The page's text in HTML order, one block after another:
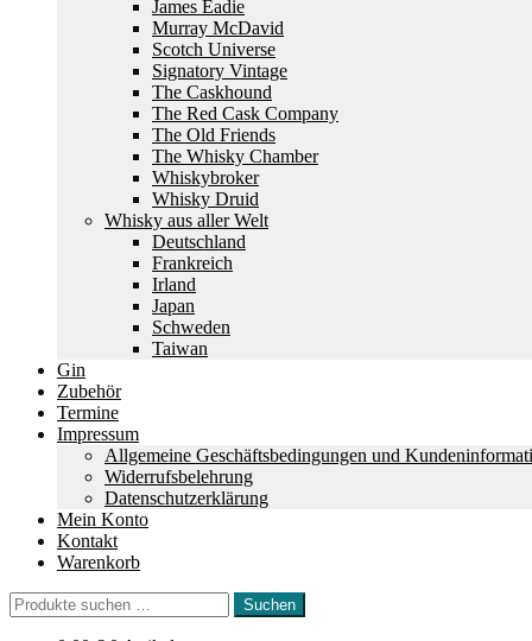
James Eadie
Murray McDavid
Scotch Universe
Signatory Vintage
The Caskhound
The Red Cask Company
The Old Friends
The Whisky Chamber
Whiskybroker
Whisky Druid
Whisky aus aller Welt
Deutschland
Frankreich
Irland
Japan
Schweden
Taiwan
Gin
Zubehör
Termine
Impressum
Allgemeine Geschäftsbedingungen und
Widerrufsbelehrung
Datenschutzerklärung
Mein Konto
Kontakt
Warenkorb
Suchen
nach:
Suchen